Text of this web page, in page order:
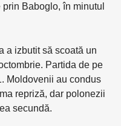
Baboglo, în minutul
a izbutit să scoată un
Partida de pe
Moldovenii au condus
repriză, dar polonezii
secundă.